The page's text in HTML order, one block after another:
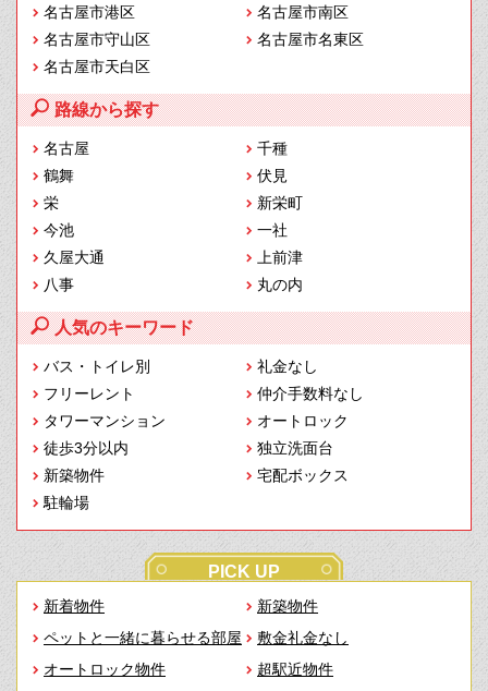
名古屋市港区
名古屋市南区
名古屋市守山区
名古屋市名東区
名古屋市天白区
路線から探す
名古屋
千種
鶴舞
伏見
栄
新栄町
今池
一社
久屋大通
上前津
八事
丸の内
人気のキーワード
バス・トイレ別
礼金なし
フリーレント
仲介手数料なし
タワーマンション
オートロック
徒歩3分以内
独立洗面台
新築物件
宅配ボックス
駐輪場
PICK UP
新着物件
新築物件
ペットと一緒に暮らせる部屋
敷金礼金なし
オートロック物件
超駅近物件